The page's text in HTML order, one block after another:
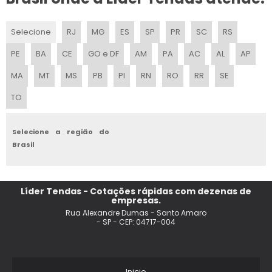
ALUGUEL DE TENDAS TRANSPARENTES
TENDA DE PRAIA COM PAREDE
TENDA DE PRAIA DOBRAVEL
VALOR ALUGUEL TENDA CASAMENTO
ALUGUEL DE TENDAS EM INDAIATUBA
ALUGUEL DE TENDAS E COBERTURAS
Selecione RJ MG ES SP PR SC
RS
PE
BA CE GO e DF AM PA AC AL
AP
MA
MT MS PB PI RN RO RR
SE
TO
Selecione a região do
Brasil
Líder Tendas - Cotações rápidas com dezenas de
empresas.
Rua Alexandre Dumas - Santo Amaro
- SP - CEP: 04717-004